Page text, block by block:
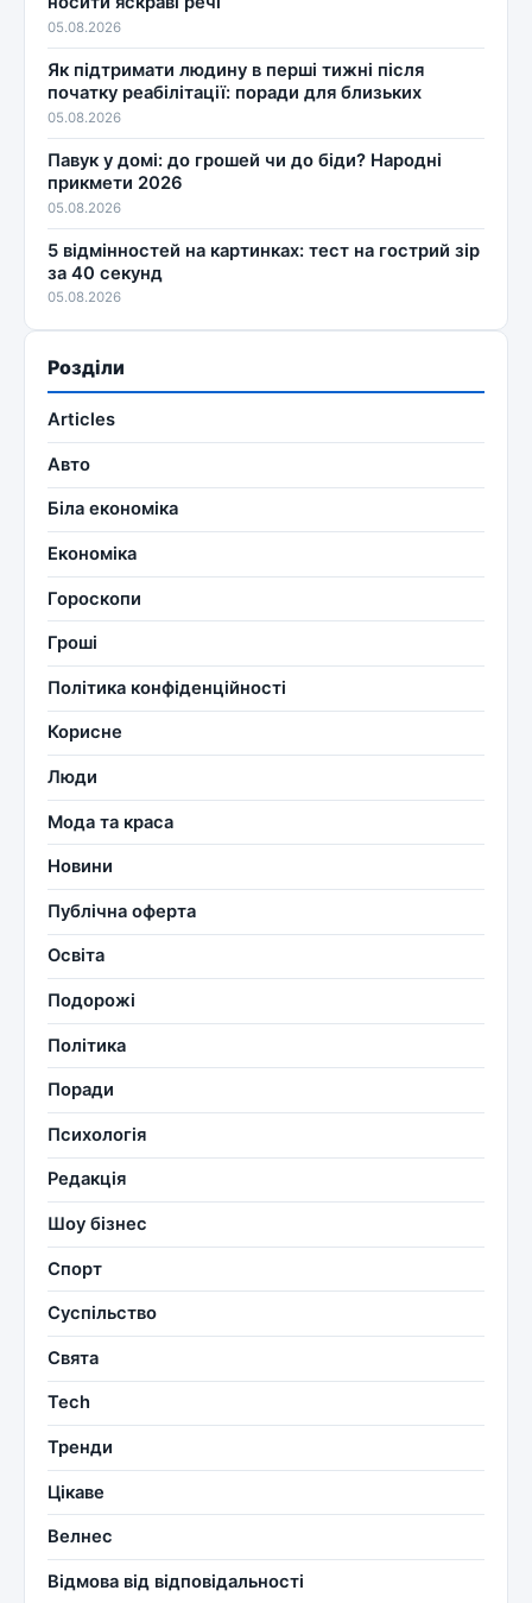
05.08.2026
Як підтримати людину в перші тижні після
початку реабілітації: поради для близьких
05.08.2026
Павук у домі: до грошей чи до біди? Народні
прикмети 2026
05.08.2026
5 відмінностей на картинках: тест на гострий зір
за 40 секунд
05.08.2026
Розділи
Articles
Авто
Біла економіка
Економіка
Гороскопи
Гроші
Політика конфіденційності
Корисне
Люди
Мода та краса
Новини
Публічна оферта
Освіта
Подорожі
Політика
Поради
Психологія
Редакція
Шоу бізнес
Спорт
Суспільство
Свята
Tech
Тренди
Цікаве
Велнес
Відмова від відповідальності